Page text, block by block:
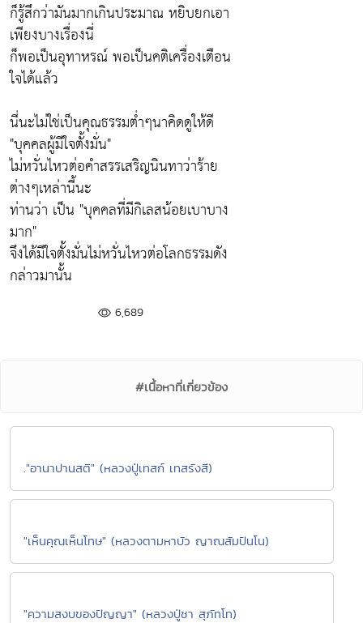
ก็รู้สึกว่ามันมากเกินประมาณ หยิบยกเอา
เพียงบางเรื่องนี่
ก็พอเป็นอุทาหรณ์ พอเป็นคติเครื่องเตือน
ใจได้แล้ว
นี่นะไม่ใช่เป็นคุณธรรมต่ำๆนาคิดดูให้ดี
"บุคคลผู้มีใจตั้งมั่น"
ไม่หวั่นไหวต่อคำสรรเสริญนินทาว่าร้าย
ต่างๆเหล่านี้นะ
ท่านว่า เป็น "บุคคลที่มีกิเลสน้อยเบาบาง
มาก"
จึงได้มีใจตั้งมั่นไม่หวั่นไหวต่อโลกธรรมดัง
กล่าวมานั้น
6,689
#เนื้อหาที่เกี่ยวข้อง
."อานาปานสติ" (หลวงปู่เทสก์ เทสรังสี)
"เห็นคุณเห็นโทษ" (หลวงตามหาบัว ญาณสัมปันโน)
"ความสงบของปัญญา" (หลวงปู่ชา สุภัทโท)